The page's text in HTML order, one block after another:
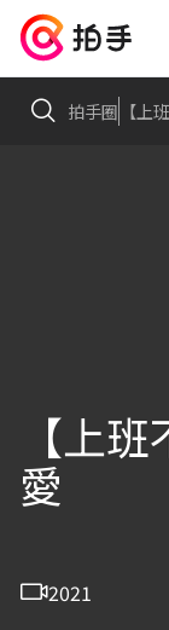
拍手圈 【上
【上
愛
2021